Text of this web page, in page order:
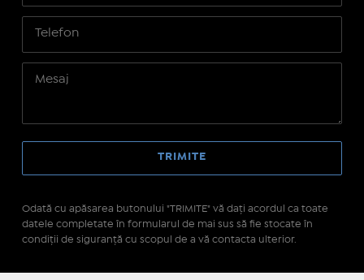
Odată cu apăsarea butonului "TRIMITE" vă daţi acordul ca toate
datele completate în formularul de mai sus să fie stocate în
condiţii de siguranţă cu scopul de a vă contacta ulterior.